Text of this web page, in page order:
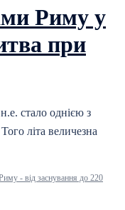
Риму у
при
стало однією з
літа величезна
- від заснування до 220